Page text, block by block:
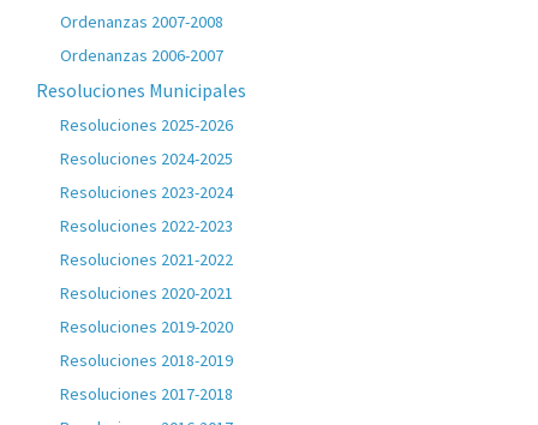
Ordenanzas 2007-2008
Ordenanzas 2006-2007
Resoluciones Municipales
Resoluciones 2025-2026
Resoluciones 2024-2025
Resoluciones 2023-2024
Resoluciones 2022-2023
Resoluciones 2021-2022
Resoluciones 2020-2021
Resoluciones 2019-2020
Resoluciones 2018-2019
Resoluciones 2017-2018